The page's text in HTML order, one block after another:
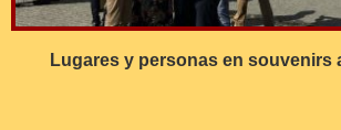
Lugares y personas en souvenirs